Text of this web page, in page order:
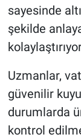
sayesinde
şekilde
Uzmanlar,
güvenilir
durumlarda
kontrol